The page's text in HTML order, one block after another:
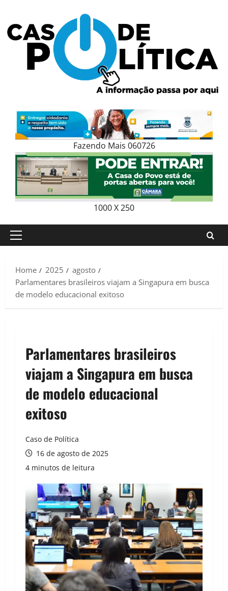
content
Fazendo Mais 060726
1000 X 250
Primary
Home
2025
agosto
Parlamentares brasileiros viajam a Singapura em busca
de modelo educacional exitoso
Parlamentares brasileiros
viajam a Singapura em busca
de modelo educacional
exitoso
Caso de Política
16 de agosto de 2025
4 minutos de leitura